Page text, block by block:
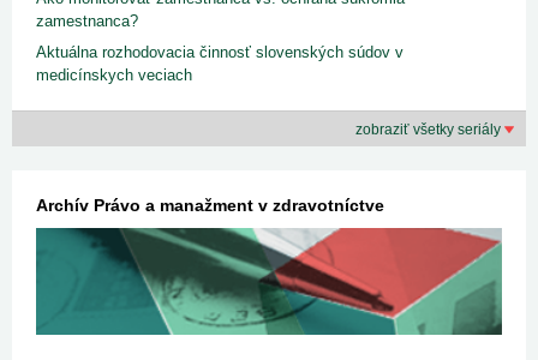
zamestnanca?
Aktuálna rozhodovacia činnosť slovenských súdov v
medicínskych veciach
zobraziť všetky seriály
Archív Právo a manažment v zdravotníctve